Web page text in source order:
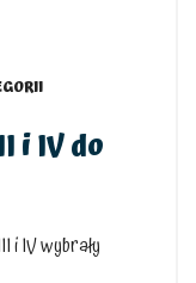
i IV do
i IV wybrały